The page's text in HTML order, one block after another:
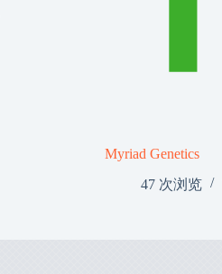
Myriad Genetics
47 次浏览